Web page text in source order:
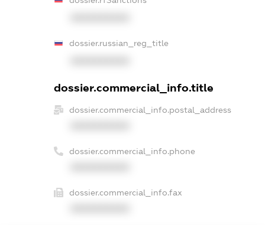
dossier.russian_reg_title
dossier.commercial_info.title
dossier.commercial_info.postal_address
dossier.commercial_info.phone
dossier.commercial_info.fax